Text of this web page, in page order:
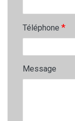
Téléphone *
Message